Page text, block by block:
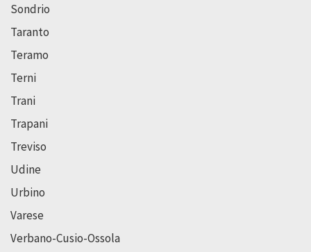
Sondrio
Taranto
Teramo
Terni
Trani
Trapani
Treviso
Udine
Urbino
Varese
Verbano-Cusio-Ossola